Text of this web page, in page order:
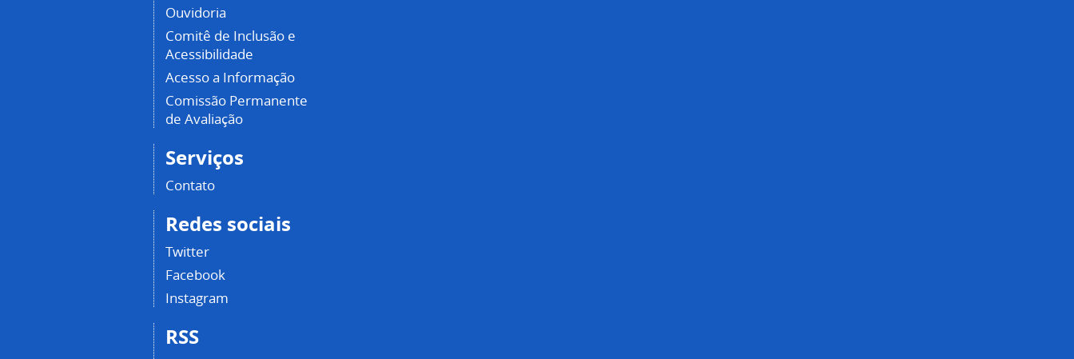
Ouvidoria
Comitê de Inclusão e
Acessibilidade
Acesso a Informação
Comissão Permanente
de Avaliação
Serviços
Contato
Redes sociais
Twitter
Facebook
Instagram
RSS